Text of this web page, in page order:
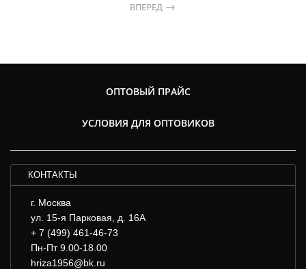
ВПЕРЕД
ОПТОВЫЙ ПРАЙС
УСЛОВИЯ ДЛЯ ОПТОВИКОВ
КОНТАКТЫ
г. Москва
ул. 15-я Парковая, д. 16А
+ 7 (499) 461-46-73
Пн-Пт 9.00-18.00
hriza1956@bk.ru